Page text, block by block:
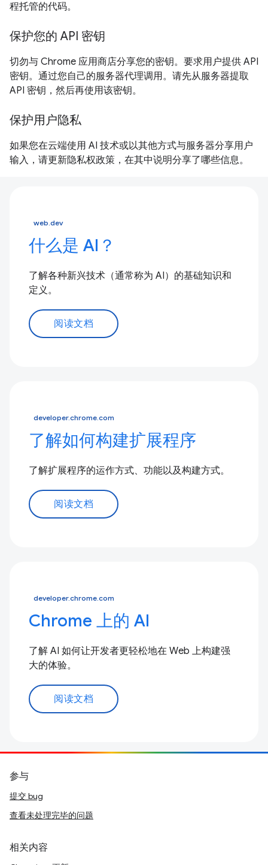
程托管的代码。
保护您的 API 密钥
切勿与 Chrome 应用商店分享您的密钥。要求用户提供 API
密钥。通过您自己的服务器代理调用。请先从服务器提取
API 密钥，然后再使用该密钥。
保护用户隐私
如果您在云端使用 AI 技术或以其他方式与服务器分享用户
输入，请更新隐私权政策，在其中说明分享了哪些信息。
web.dev
什么是 AI？
了解各种新兴技术（通常称为 AI）的基础知识和
定义。
阅读文档
developer.chrome.com
了解如何构建扩展程序
了解扩展程序的运作方式、功能以及构建方式。
阅读文档
developer.chrome.com
Chrome 上的 AI
了解 AI 如何让开发者更轻松地在 Web 上构建强
大的体验。
阅读文档
参与
提交 bug
查看未处理完毕的问题
相关内容